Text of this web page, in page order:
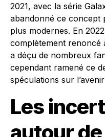
2021, avec la série
abandonné ce concept
plus modernes. En
complètement renoncé
a déçu de nombreux
cependant ramené ce
spéculations sur
Les